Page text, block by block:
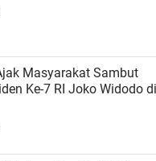
Masyarakat Sambut
Ke-7 RI Joko Widodo di